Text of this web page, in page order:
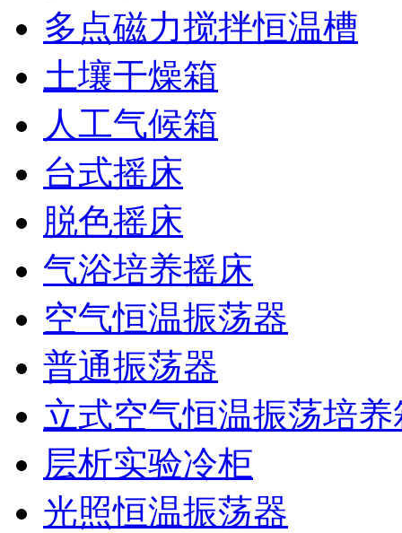
多点磁力搅拌恒温槽
土壤干燥箱
人工气候箱
台式摇床
脱色摇床
气浴培养摇床
空气恒温振荡器
普通振荡器
立式空气恒温振荡培养
层析实验冷柜
光照恒温振荡器